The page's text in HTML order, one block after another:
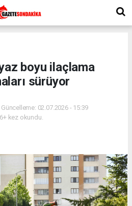
boyu ilaçlama
sürüyor
02.07.2026 - 15:39
kez okundu.